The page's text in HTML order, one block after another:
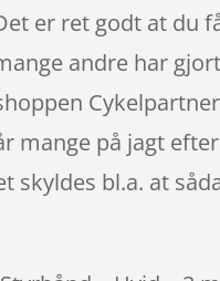
er ret godt at du
andre har
mange på jagt
skyldes bl.a. at